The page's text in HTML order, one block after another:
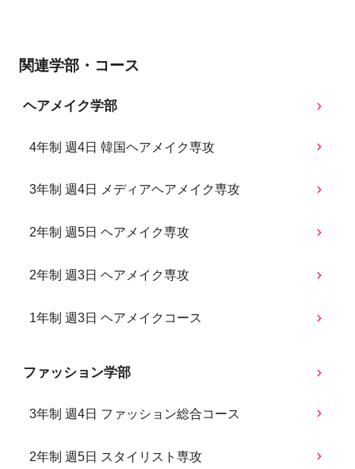
関連学部・コース
ヘアメイク学部
4年制 週4日 韓国ヘアメイク専攻
3年制 週4日 メディアヘアメイク専攻
2年制 週5日 ヘアメイク専攻
2年制 週3日 ヘアメイク専攻
1年制 週3日 ヘアメイクコース
ファッション学部
3年制 週4日 ファッション総合コース
2年制 週5日 スタイリスト専攻